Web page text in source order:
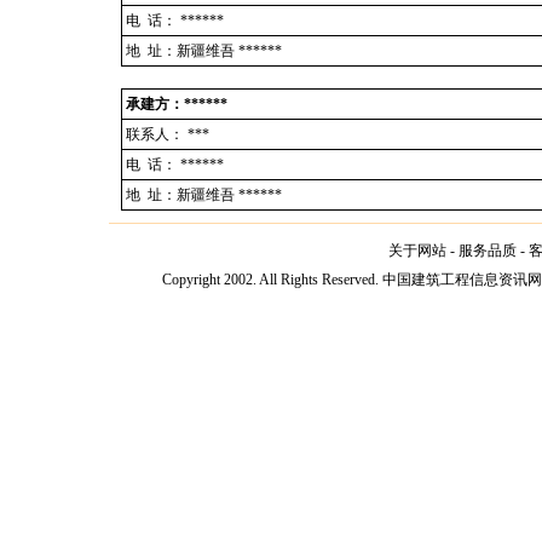
电 话： ******
地 址：新疆维吾 ******
承建方：******
联系人： ***
电 话： ******
地 址：新疆维吾 ******
关于网站 - 服务品质 -
Copyright 2002. All Rights Reserved. 中国建筑工程信息资讯